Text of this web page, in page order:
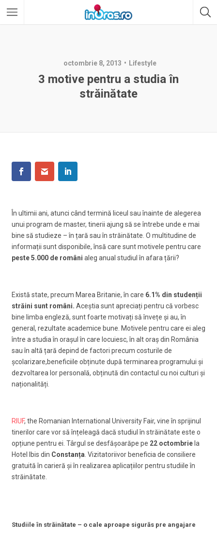
octombrie 8, 2013 Lifestyle
3 motive pentru a studia în
străinătate
În ultimii ani, atunci când termină liceul sau înainte de alegerea
unui program de master, tinerii ajung să se întrebe unde e mai
bine să studieze – în țară sau în străinătate. O multitudine de
informații sunt disponibile, însă care sunt motivele pentru care
peste 5.000 de români aleg anual studiul în afara țării?
Există state, precum Marea Britanie, în care 6.1% din studenții
străini sunt români. Aceștia sunt apreciați pentru că vorbesc
bine limba engleză, sunt foarte motivați să învețe și au, în
general, rezultate academice bune. Motivele pentru care ei aleg
între a studia în orașul în care locuiesc, în alt oraș din România
sau în altă țară depind de factori precum costurile de
școlarizare,beneficiile obținute după terminarea programului și
dezvoltarea lor personală, obținută din contactul cu noi culturi și
naționalități.
RIUF, the Romanian International University Fair, vine în sprijinul
tinerilor care vor să înțeleagă dacă studiul în străinătate este o
opțiune pentru ei. Târgul se desfășoarăpe pe 22 octombrie la
Hotel Ibis din Constanța . Vizitatoriivor beneficia de consiliere
gratuită în carieră și în realizarea aplicațiilor pentru studiile în
străinătate.
Studiile în străinătate – o cale aproape sigurăs pre angajare